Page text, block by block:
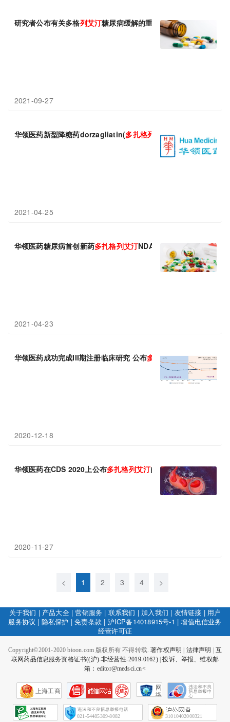
研究者公布有关多格列艾汀糖尿病缓解的重要研究
2021-09-27
华领医药新型降糖药dorzagliatin(多扎格列 艾汀)上市申请获国家
2021-04-25
华领医药糖尿病首创新药多扎格列艾汀NDA获NMPA受理！ 为全
2021-04-23
华领医药成功完成III期注册临床研究 公布多 扎格列艾汀与二甲双胍
2020-12-18
华领医药在CDS 2020上公布多扎格列艾汀的进一步研究数据
2020-11-27
< 1 2 3 4 >
关于我们 | 产品大全|营销服务 | 联系我们 | 加入我们 | 友情链接 | 用户
服务协议 | 隐私保护 |免责条款 | 沪ICP备14018915号-1 |增值电信业务
经营许可证
Copyright©2001-2020 bioon.com 版权所有 不得转载.著作权声明 法律声明
互
联网药品信息服务资格证书((沪)-非经营性-2019-0162)|投诉、举报、维权邮
箱：editor@medsci.cn<
上海工商
网
络
会
征
021-54485309-8082 31010402000321